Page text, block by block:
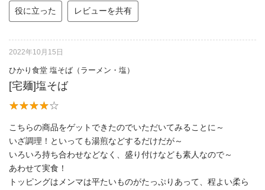
役に立った レビューを共有
2022年10月15日
ひかり食堂 塩そば（ラーメン・塩）
[宅麺]塩そば
こちらの商品をゲットできたのでいただいてみることに～
いざ調理！といっても湯煎などするだけだが～
いろいろ持ち合わせなどなく、盛り付けなども素人なので～
あわせて実食！
トッピングはメンマは平たいものがたっぷりあって、程よい柔ら